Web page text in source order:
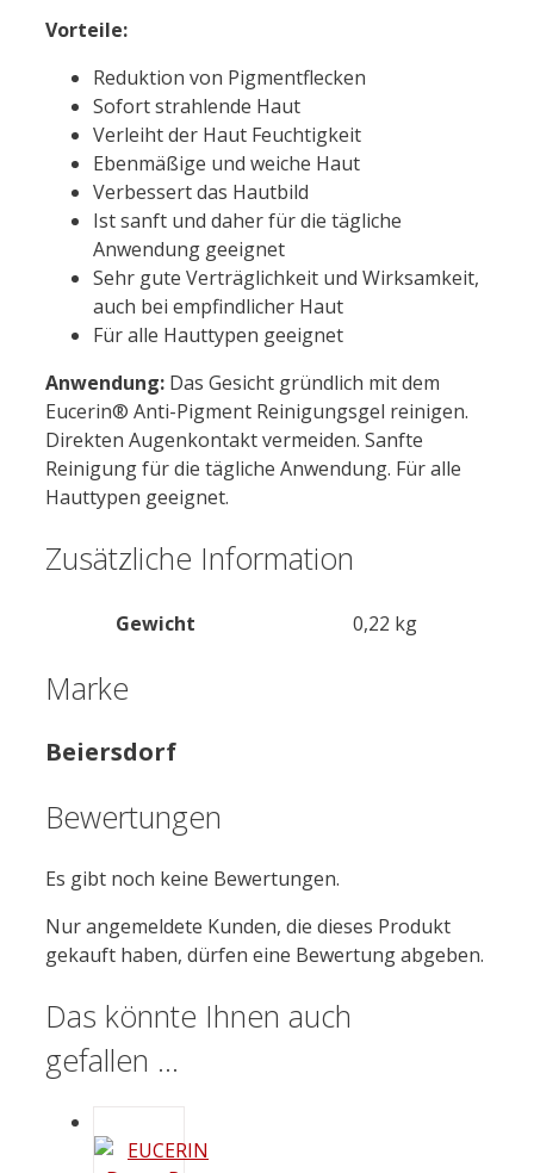
Vorteile:
Reduktion von Pigmentflecken
Sofort strahlende Haut
Verleiht der Haut Feuchtigkeit
Ebenmäßige und weiche Haut
Verbessert das Hautbild
Ist sanft und daher für die tägliche
Anwendung geeignet
Sehr gute Verträglichkeit und Wirksamkeit,
auch bei empfindlicher Haut
Für alle Hauttypen geeignet
Anwendung: Das Gesicht gründlich mit dem
Eucerin® Anti-Pigment Reinigungsgel reinigen.
Direkten Augenkontakt vermeiden. Sanfte
Reinigung für die tägliche Anwendung. Für alle
Hauttypen geeignet.
Zusätzliche Information
Gewicht 0,22 kg
Marke
Beiersdorf
Bewertungen
Es gibt noch keine Bewertungen.
Nur angemeldete Kunden, die dieses Produkt
gekauft haben, dürfen eine Bewertung abgeben.
Das könnte Ihnen auch
gefallen …